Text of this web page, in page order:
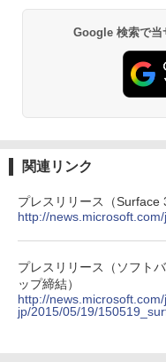
Google 検索で当
関連リンク
プレスリリース（Surface
http://
プレスリリース（ソフト
ップ締結）
http://news.microsoft.com/
jp/2015/05/19/